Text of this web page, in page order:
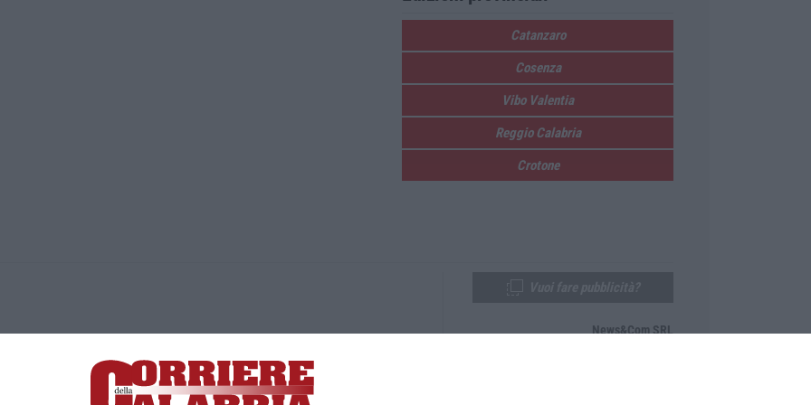
Catanzaro
Cosenza
Vibo Valentia
Reggio Calabria
Crotone
Lamezia Terme (CZ)
responsabile Paola Militano |Privacy
News&Com SRL